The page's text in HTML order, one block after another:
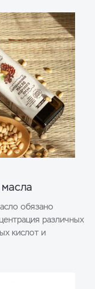
обязано
различных
кислот и